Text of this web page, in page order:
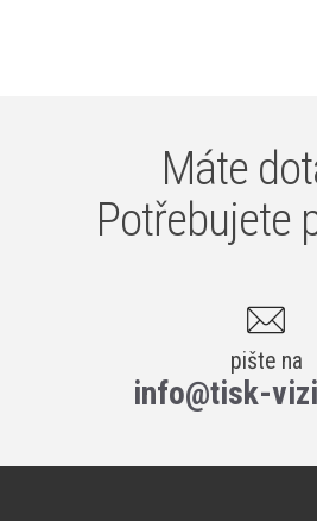
Máte
Potřebujete
pište na
info@tisk-